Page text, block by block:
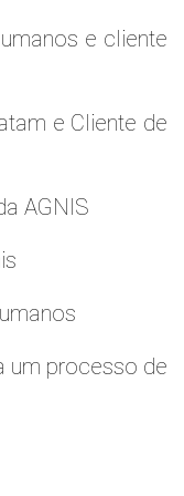
e cliente
e Cliente de
AGNIS
um processo de